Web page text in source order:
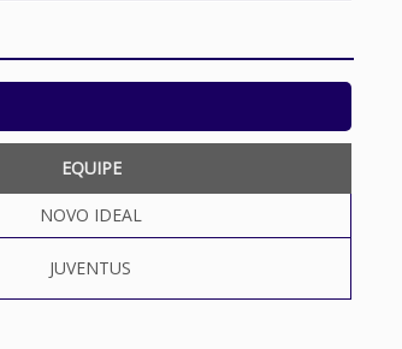
EQUIPE
NOVO IDEAL
JUVENTUS